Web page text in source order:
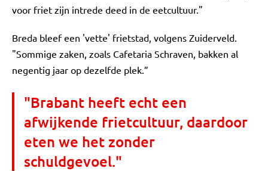
voor friet zijn intrede deed in de eetcultuur."
Breda bleef een 'vette' frietstad, volgens Zuiderveld.
"Sommige zaken, zoals Cafetaria Schraven, bakken al
negentig jaar op dezelfde plek.”
"Brabant heeft echt een
afwijkende frietcultuur, daardoor
eten we het zonder
schuldgevoel."